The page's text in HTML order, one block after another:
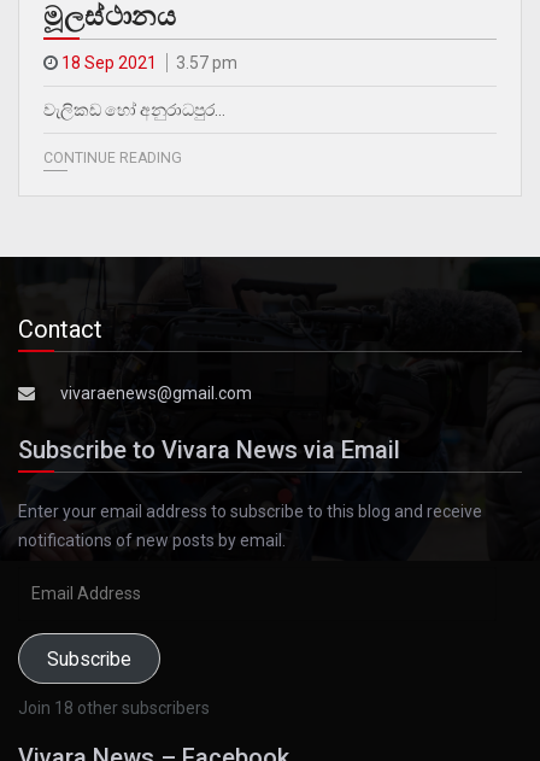
මූලස්ථානය
18 Sep 2021 3.57 pm
වැලිකඩ හෝ අනුරාධපුර…
CONTINUE READING
Contact
vivaraenews@gmail.com
Subscribe to Vivara News via Email
Enter your email address to subscribe to this blog and receive
notifications of new posts by email.
Subscribe
Join 18 other subscribers